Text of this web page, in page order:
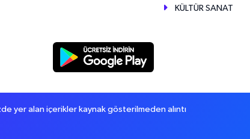
KÜLTÜR SANAT
yer alan içerikler kaynak gösterilmeden alıntı